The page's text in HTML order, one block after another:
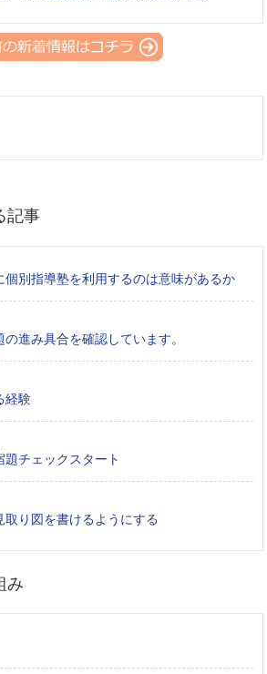
記事
個別指導塾を利用するのは意味があるか
進み具合を確認しています。
経験
チェックスタート
取り図を書けるようにする
み